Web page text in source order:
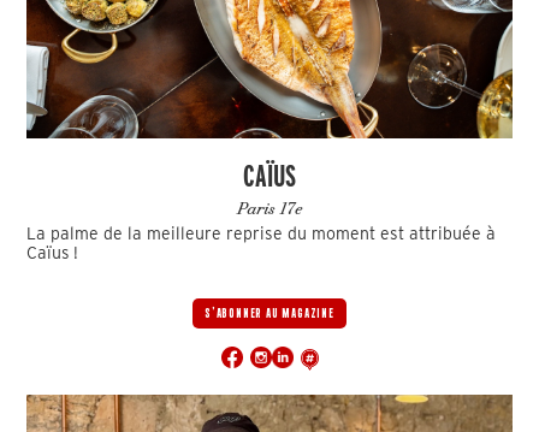
CAÏUS
Paris 17e
La palme de la meilleure reprise du moment est attribuée à
Caïus !
S'ABONNER AU MAGAZINE